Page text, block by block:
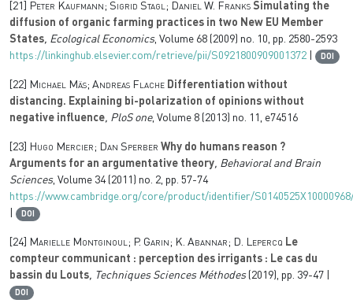
[21] Peter Kaufmann; Sigrid Stagl; Daniel W. Franks Simulating the
diffusion of organic farming practices in two New EU Member
States, Ecological Economics, Volume 68 (2009) no. 10, pp. 2580-2593
https://linkinghub.elsevier.com/retrieve/pii/S0921800909001372
DOI
[22] Michael Mäs; Andreas Flache Differentiation without
distancing. Explaining bi-polarization of opinions without
negative influence, PloS one, Volume 8 (2013) no. 11, e74516
[23] Hugo Mercier; Dan Sperber Why do humans reason ?
Arguments for an argumentative theory, Behavioral and Brain
Sciences, Volume 34(2011) no. 2, pp. 57-74
https://www.cambridge.org/core/product/identifier/
DOI
[24] Marielle Montginoul; P. Garin; K. Abannar; D. Lepercq Le
compteur communicant : perception des irrigants : Le cas du
bassin du Louts, Techniques Sciences Méthodes(2019), pp. 39-47 |
DOI